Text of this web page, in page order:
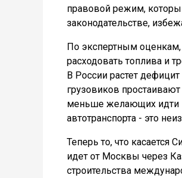
правовой режим,
законодательстве,
По экспертным оценкам,
расходовать топлива и
В России растет
грузовиков простаивают
меньше желающих идти
автотранспорта - это
Теперь то, что касается
идет от Москвы через
строительства